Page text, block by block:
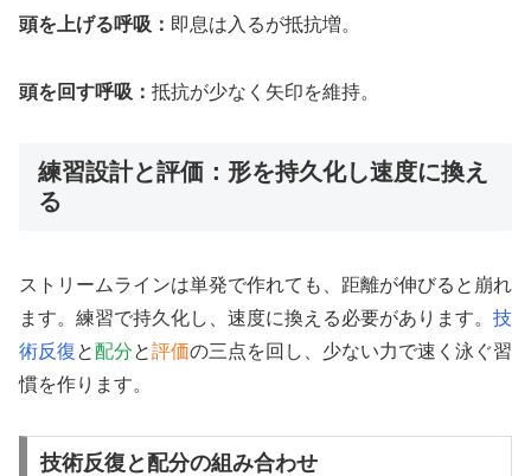
頭を上げる呼吸： 即息は入るが抵抗増。
頭を回す呼吸： 抵抗が少なく矢印を維持。
練習設計と評価：形を持久化し速度に換え
る
ストリームラインは単発で作れても、距離が伸びると崩れ
ます。練習で持久化し、速度に換える必要があります。 技
術反復と配分と評価の三点を回し、少ない力で速く泳ぐ習
慣を作ります。
技術反復と配分の組み合わせ